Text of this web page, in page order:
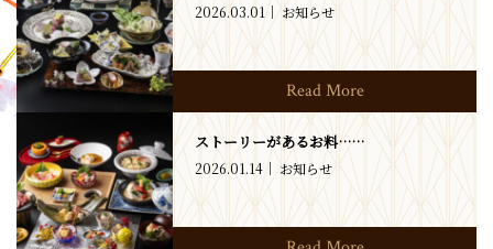
2026.03.01 お知らせ
Read More
ストーリーがあるお料……
2026.01.14 お知らせ